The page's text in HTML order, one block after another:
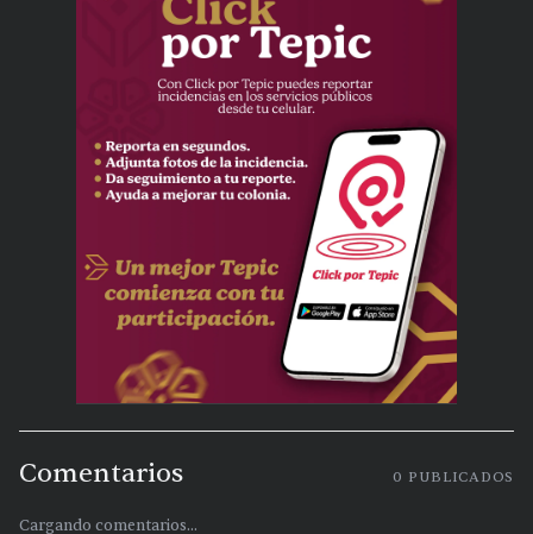
Comentarios 0 PUBLICADOS
Cargando comentarios...